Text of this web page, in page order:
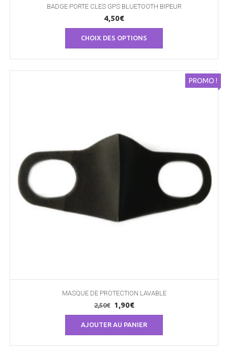
BADGE PORTE CLES GPS BLUETOOTH BIPEUR
4,50€
CHOIX DES OPTIONS
Ce
a
plusieurs
du
produit
PROMO !
MASQUE DE PROTECTION LAVABLE
2,50€
Le
prix
initial
était :
1,90€Le
prix
actuel
est :
AJOUTER AU PANIER